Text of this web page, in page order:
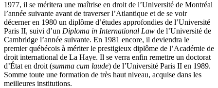
1977, il se méritera une maîtrise en droit de l’Université de Montréal
l’année suivante avant de traverser l’Atlantique et de se voir
décerner en 1980 un diplôme d’études approfondies de l’Université
Paris II, suivi d’un Diploma in International Law de l’Université de
Cambridge l’année suivante. En 1981 encore, il deviendra le
premier québécois à mériter le prestigieux diplôme de l’Académie de
droit international de La Haye. Il se verra enfin remettre un doctorat
d’État en droit (summa cum laude) de l’Université Paris II en 1989.
Somme toute une formation de très haut niveau, acquise dans les
meilleures institutions.